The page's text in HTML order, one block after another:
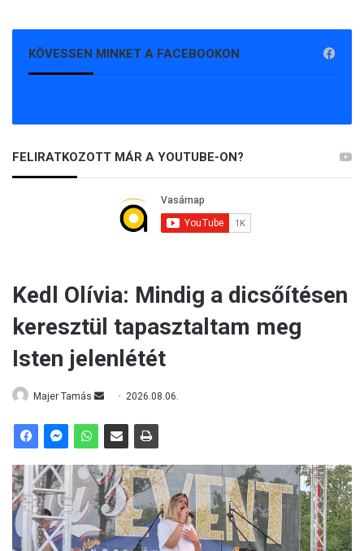
KÖVESSEN MINKET A FACEBOOKON
FELIRATKOZOTT MÁR A YOUTUBE-ON?